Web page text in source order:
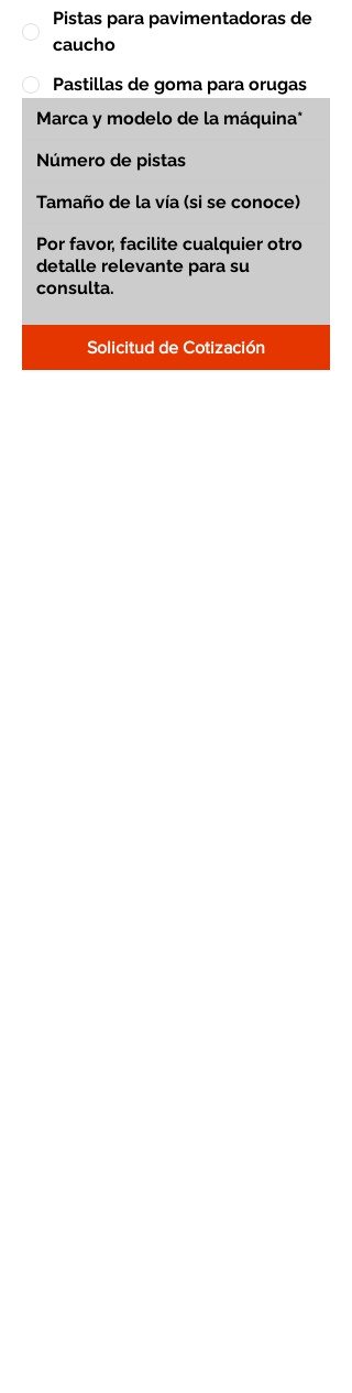
Pistas para pavimentadoras de
caucho
Pastillas de goma para orugas
Solicitud de Cotización